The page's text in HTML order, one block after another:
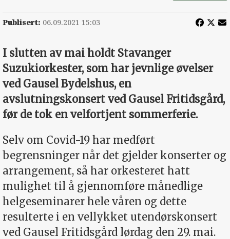
Publisert: 06.09.2021 15:03
I slutten av mai holdt Stavanger
Suzukiorkester, som har jevnlige øvelser
ved Gausel Bydelshus, en
avslutningskonsert ved Gausel Fritidsgård,
før de tok en velfortjent sommerferie.
Selv om Covid-19 har medført
begrensninger når det gjelder konserter og
arrangement, så har orkesteret hatt
mulighet til å gjennomføre månedlige
helgeseminarer hele våren og dette
resulterte i en vellykket utendørskonsert
ved Gausel Fritidsgård lørdag den 29. mai.